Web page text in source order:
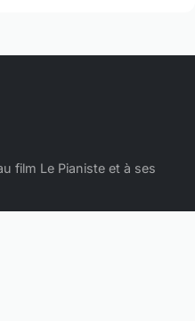
film Le Pianiste et à ses